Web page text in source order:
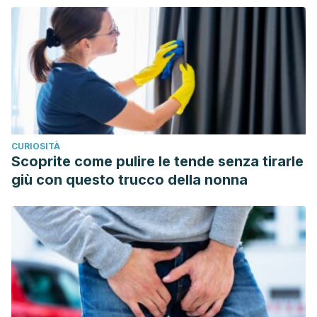
21/04/2020.
Dattilo, M., Antunes, H. K. M., Medeiros, A., Mônico Neto, M.,
Souza, H. S., Tufik, S., & de Mello, M. T. (2011). Sleep and
muscle recovery: Endocrinological and molecular basis for
a new and promising hypothesis. Medical Hypotheses,
77(2), 220–222. Available at:
https://doi.org/10.1016/j.mehy.2011.04.017
21/04/2020.
Heussler, H. S. (2005). 9. Common causes of sleep
disruption and daytime sleepiness: childhood sleep
disorders II.Medical Journal of Australia, 182(9), 484–489.
Available at: https://doi.org/10.5694/j.1326-
5377.2005.tb06793.x . Accessed 21/04/2020.
Magee, C., Caputi, P., & Iverson, D. (2013). Lack of sleep
could increase obesity in children and too much television
could be partly to blame.Acta Paediatrica, 103(1), e27–e31.
CURIOSITÀ
Scoprite come pulire le tende senza tirarle
giù con questo trucco della nonna